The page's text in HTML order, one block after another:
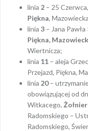
linia 2 – 25 Czerwca,
Piękna,
linia 3 – Jana Pawła
Piękna,
Wiertnicza;
linia 11 – aleja
Przejazd, Piękna,
linia 20–
obowiązującej od
Witkacego,
Radomskiego –
Radomskiego,